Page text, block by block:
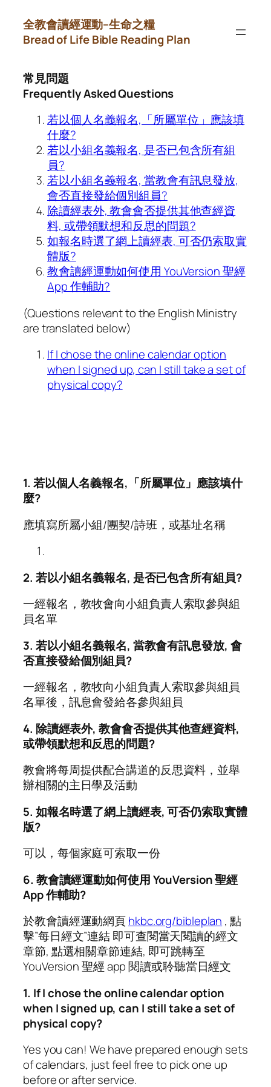
content
全教會讀經運動–生命之糧
Bread of Life Bible Reading Plan
常見問題
Frequently Asked Questions
若以個人名義報名,「所屬單位」應該填
什麼?
若以小組名義報名, 是否已包含所有組
員?
若以小組名義報名, 當教會有訊息發放,
會否直接發給個別組員?
除讀經表外, 教會會否提供其他查經資
料, 或帶領默想和反思的問題?
如報名時選了網上讀經表, 可否仍索取實
體版?
教會讀經運動如何使用 YouVersion 聖經
App 作輔助?
(Questions relevant to the English Ministry
are translated below)
If I chose the online calendar option
when I signed up, can I still take a set of
physical copy?
1. 若以個人名義報名,「所屬單位」應該填什
麼?
應填寫所屬小組/團契/詩班，或基址名稱
2. 若以小組名義報名, 是否已包含所有組員?
一經報名，教牧會向小組負責人索取參與組
員名單
3. 若以小組名義報名, 當教會有訊息發放, 會
否直接發給個別組員?
一經報名，教牧向小組負責人索取參與組員
名單後，訊息會發給各參與組員
4. 除讀經表外, 教會會否提供其他查經資料,
或帶領默想和反思的問題?
教會將每周提供配合講道的反思資料，並舉
辦相關的主日學及活動
5. 如報名時選了網上讀經表, 可否仍索取實體
版?
可以，每個家庭可索取一份
6. 教會讀經運動如何使用 YouVersion 聖經
App 作輔助?
於教會讀經運動網頁hkbc.org/bibleplan , 點
擊”每日經文”連結 即可查閱當天閱讀的經文
章節, 點選相關章節連結, 即可跳轉至
YouVersion 聖經 app 閱讀或聆聽當日經文
1. If I chose the online calendar option
when I signed up, can I still take a set of
physical copy?
Yes you can! We have prepared enough sets
of calendars, just feel free to pick one up
before or after service.